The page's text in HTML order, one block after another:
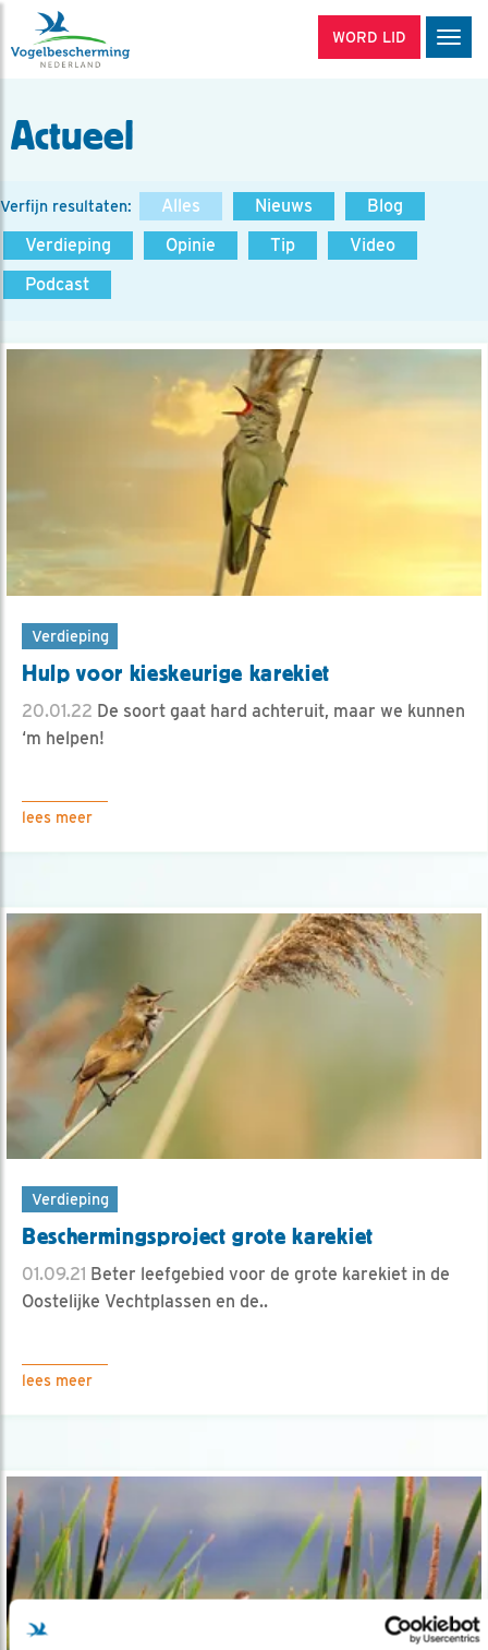
WORD LID
Actueel
Verfijn resultaten: Alles Nieuws
Blog
Verdieping
Opinie Tip
Video
Podcast
Verdieping
Hulp voor kieskeurige karekiet
20.01.22 De soort gaat hard achteruit, maar we kunnen
‘m helpen!
lees meer
Verdieping
Beschermingsproject grote karekiet
01.09.21 Beter leefgebied voor de grote karekiet in de
Oostelijke Vechtplassen en de..
lees meer